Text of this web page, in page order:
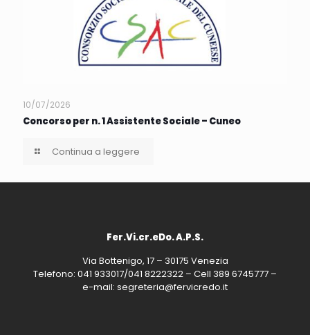
10/07/2026
Concorso per n. 1 Assistente Sociale – Cuneo
Continua a leggere
Fer.Vi.cr.eDo. A.P.S.
Via Bottenigo, 17 – 30175 Venezia
Telefono: 041 933017/041 8222322 – Cell 389 6745777 –
e-mail: segreteria@fervicredo.it